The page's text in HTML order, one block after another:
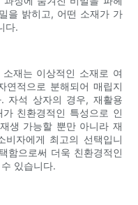
을 밝히고, 어떤 소재가 가
다.
재는 이상적인 소재로 여
연적으로 분해되어 매립지
자석 상자의 경우, 재활용
친환경적인 특성으로 인
생 가능할 뿐만 아니라 재
자에게 최고의 선택입니
함으로써 더욱 친환경적인
있습니다.